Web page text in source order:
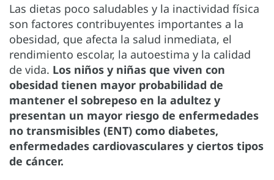
Las dietas poco saludables y la inactividad física
son factores contribuyentes importantes a la
obesidad, que afecta la salud inmediata, el
rendimiento escolar, la autoestima y la calidad
de vida. Los niños y niñas que viven con
obesidad tienen mayor probabilidad de
mantener el sobrepeso en la adultez y
presentan un mayor riesgo de enfermedades
no transmisibles (ENT) como diabetes,
enfermedades cardiovasculares y ciertos tipos
de cáncer.